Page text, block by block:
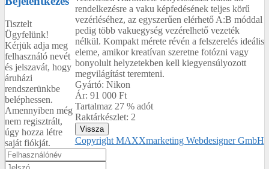
rendelkezésre a vaku képfedésének teljes körű
vezérléséhez, az egyszerűen elérhető A:B móddal
pedig több vakuegység vezérelhető vezeték
nélkül. Kompakt mérete révén a felszerelés ideális
eleme, amikor kreatívan szeretne fotózni vagy
bonyolult helyzetekben kell kiegyensúlyozott
megvilágítást teremteni.
Gyártó: Nikon
Ár: 91 000 Ft
Tartalmaz 27 % adót
Raktárkészlet: 2
Copyright MAXXmarketing Webdesigner GmbH
Tisztelt
Ügyfelünk!
Kérjük adja meg
felhasználó nevét
és jelszavát, hogy
áruházi
rendszerünkbe
beléphessen.
Amennyiben még
nem regisztrált,
úgy hozza létre
saját fiókját.